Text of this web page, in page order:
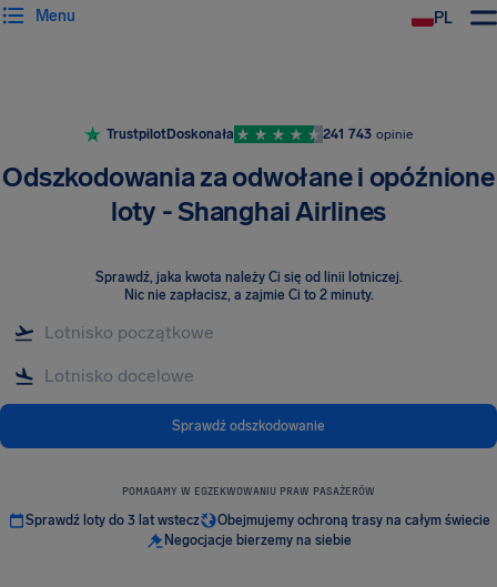
PL
Menu
TrustpilotDoskonała 241 743 opinie
Odszkodowania za odwołane i opóźnione
loty - Shanghai Airlines
Sprawdź, jaka kwota należy Ci się od linii lotniczej.
Nic nie zapłacisz, a zajmie Ci to 2 minuty.
Sprawdź odszkodowanie
POMAGAMY W EGZEKWOWANIU PRAW PASAŻERÓW
Sprawdź loty do 3 lat wstecz
Obejmujemy ochroną trasy na całym świecie
Negocjacje bierzemy na siebie